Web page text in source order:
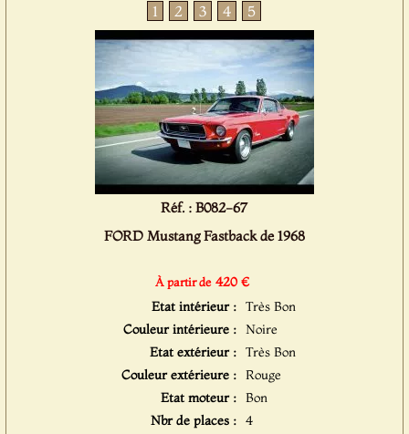
1 2 3 4 5
Réf. : B082-67
FORD Mustang Fastback de 1968
À partir de 420 €
Etat intérieur : Très Bon
Couleur intérieure : Noire
Etat extérieur : Très Bon
Couleur extérieure : Rouge
Etat moteur : Bon
Nbr de places : 4